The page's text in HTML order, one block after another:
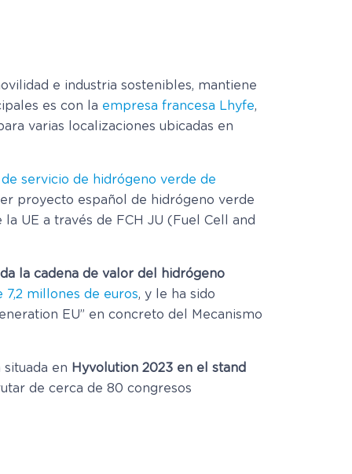
e industria sostenibles, mantiene
es con la empresa francesa Lhyfe,
varias localizaciones ubicadas en
servicio de hidrógeno verde de
proyecto español de hidrógeno verde
UE a través de FCH JU (Fuel Cell and
la cadena de valor del hidrógeno
millones de euros, y le ha sido
EU” en concreto del Mecanismo
en Hyvolution 2023 en el stand
de cerca de 80 congresos